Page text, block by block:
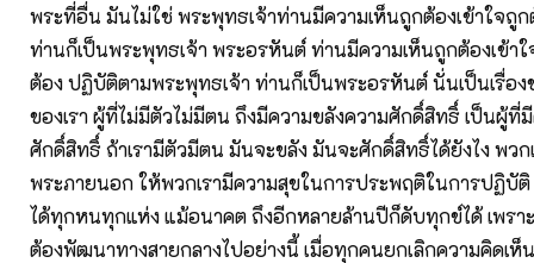
พระที่อื่น มันไม่ใช่ พระพุทธเจ้าท่านมีความเห็นถูกต้องเข้าใจถู
ท่านก็เป็นพระพุทธเจ้า พระอรหันต์ ท่านมีความเห็นถูกต้องเข้า
ต้อง ปฏิบัติตามพระพุทธเจ้า ท่านก็เป็นพระอรหันต์ นั่นเป็นเรื่อง
ของเรา ผู้ที่ไม่มีตัวไม่มีตน ถึงมีความขลังความศักดิ์สิทธิ์ เป็นผู้ที่
ศักดิ์สิทธิ์ ถ้าเรามีตัวมีตน มันจะขลัง มันจะศักดิ์สิทธิ์ได้ยังไง พวก
พระภายนอก ให้พวกเรามีความสุขในการประพฤติในการปฏิบั
ได้ทุกหนทุกแห่ง แม้อนาคต ถึงอีกหลายล้านปีก็ดับทุกข์ได้ เพรา
ต้องพัฒนาทางสายกลางไปอย่างนี้ เมื่อทุกคนยกเลิกความคิดเห็